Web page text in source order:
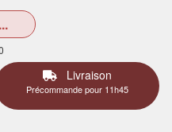
Livraison
Précommande pour 11h45